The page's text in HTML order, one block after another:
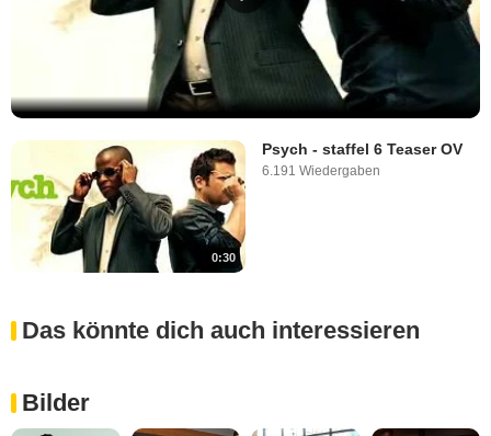
0:30
Psych - staffel 6 Teaser OV
6.191 Wiedergaben
Das könnte dich auch interessieren
Bilder